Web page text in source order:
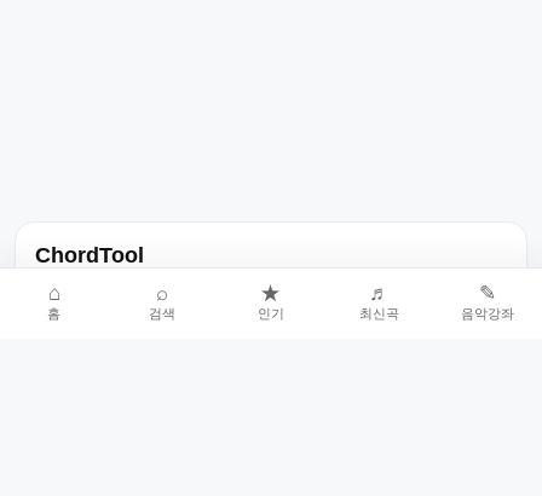
ChordTool
노래 가사, 곡 정보, 코드, 악보를 한곳에서 찾을 수 있는 음악 정보
서비스입니다.
⌂
홈
⌕
검색
★
인기
♬
최신곡
✎
음악강좌